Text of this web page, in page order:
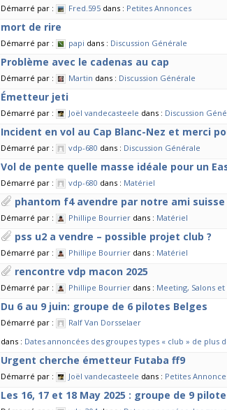
Démarré par : Fred.595 dans : Petites Annonces
mort de rire
Démarré par : papi dans : Discussion Générale
Problème avec le cadenas au cap
Démarré par : Martin dans : Discussion Générale
Émetteur jeti
Démarré par : Joël vandecasteele dans : Discussion
Incident en vol au Cap Blanc-Nez et merci
Démarré par : vdp-680 dans : Discussion Générale
Vol de pente quelle masse idéale pour un
Démarré par : vdp-680 dans : Matériel
phantom f4 avendre par notre ami suisse
Démarré par : Phillipe Bourrier dans : Matériel
pss u2 a vendre – possible projet club ?
Démarré par : Phillipe Bourrier dans : Matériel
rencontre vdp macon 2025
Démarré par : Phillipe Bourrier dans : Meeting, Salons
Du 6 au 9 juin: groupe de 6 pilotes Belges
Démarré par :
Ralf Van Dorsselaer
dans : Dates annoncées des groupes types « club » de plus
Urgent cherche émetteur Futaba ff9
Démarré par : Joël vandecasteele dans : Petites
Les 16, 17 et 18 May 2025 : groupe de 9